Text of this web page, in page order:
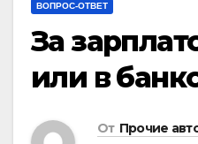
ВОПРОС-ОТВЕТ
За
или в
От Прочие